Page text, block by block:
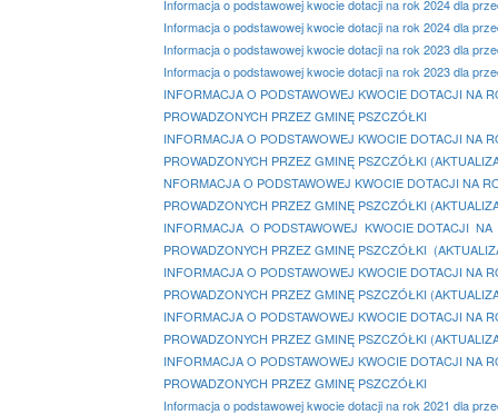
Informacja o podstawowej kwocie dotacji na rok 2024 dla
Informacja o podstawowej kwocie dotacji na rok 2024 dla
Informacja o podstawowej kwocie dotacji na rok 2023 dla
Informacja o podstawowej kwocie dotacji na rok 2023 dla
INFORMACJA O PODSTAWOWEJ KWOCIE DOTACJI NA
PROWADZONYCH PRZEZ GMINĘ PSZCZÓŁKI
INFORMACJA O PODSTAWOWEJ KWOCIE DOTACJI NA
PROWADZONYCH PRZEZ GMINĘ PSZCZÓŁKI
NFORMACJA O PODSTAWOWEJ KWOCIE DOTACJI NA
PROWADZONYCH PRZEZ GMINĘ PSZCZÓŁKI
INFORMACJA O PODSTAWOWEJ KWOCIE DOTACJI
PROWADZONYCH PRZEZ GMINĘ PSZCZÓŁKI
INFORMACJA O PODSTAWOWEJ KWOCIE DOTACJI NA
PROWADZONYCH PRZEZ GMINĘ PSZCZÓŁKI
INFORMACJA O PODSTAWOWEJ KWOCIE DOTACJI NA
PROWADZONYCH PRZEZ GMINĘ PSZCZÓŁKI
INFORMACJA O PODSTAWOWEJ KWOCIE DOTACJI NA
PROWADZONYCH PRZEZ GMINĘ PSZCZÓŁKI
Informacja o podstawowej kwocie dotacji na rok 2021 dla